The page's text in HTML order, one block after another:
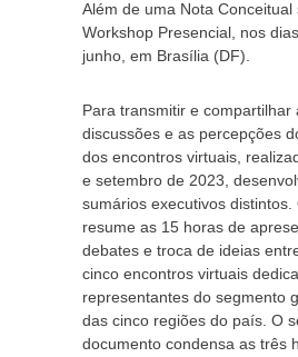
Além de uma Nota Conceitual
Workshop Presencial, nos
junho, em Brasília (DF).
Para transmitir e compartilhar
discussões e as percepções
dos encontros virtuais,
e setembro de 2023,
sumários executivos distintos.
resume as 15 horas de
debates e troca de ideias
cinco encontros virtuais
representantes do segmento
das cinco regiões do país. O
documento condensa as três